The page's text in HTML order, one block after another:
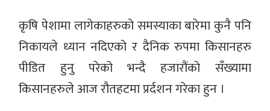
कृषि पेशामा लागेकाहरुको समस्याका बारेमा कुनै पनि
निकायले ध्यान नदिएको र दैनिक रुपमा किसानहरु
पीडित हुनु परेको भन्दै हजारौंको सँख्यामा
किसानहरुले आज रौतहटमा प्रर्दशन गरेका हुन ।